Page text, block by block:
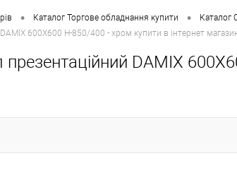
• Каталог Торгове обладнання купити • Каталог
600X600 H-850/400 - хром купити в інтернет
презентаційний DAMIX